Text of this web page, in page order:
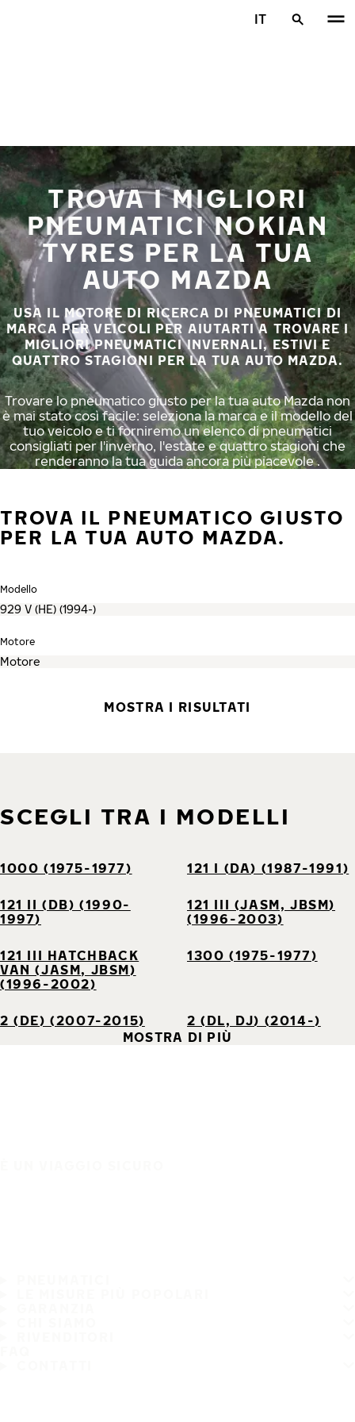
IT
TROVA I MIGLIORI
PNEUMATICI NOKIAN
TYRES PER LA TUA
AUTO MAZDA
USA IL MOTORE DI RICERCA DI PNEUMATICI DI
MARCA PER VEICOLI PER AIUTARTI A TROVARE I
MIGLIORI PNEUMATICI INVERNALI, ESTIVI E
QUATTRO STAGIONI PER LA TUA AUTO MAZDA.
Trovare lo pneumatico giusto per la tua auto Mazda non
è mai stato così facile: seleziona la marca e il modello del
tuo veicolo e ti forniremo un elenco di pneumatici
consigliati per l'inverno, l'estate e quattro stagioni che
renderanno la tua guida ancora più piacevole .
TROVA IL PNEUMATICO GIUSTO
PER LA TUA AUTO MAZDA.
Modello
Motore
MOSTRA I RISULTATI
SCEGLI TRA I MODELLI
1000 (1975-1977) 121 I (DA) (1987-1991)
121 II (DB) (1990-
1997)
121 III (JASM, JBSM)
(1996-2003)
121 III HATCHBACK
VAN (JASM, JBSM)
(1996-2002)
1300 (1975-1977)
2 (DE) (2007-2015)
2 (DL, DJ) (2014-)
MOSTRA DI PIÙ